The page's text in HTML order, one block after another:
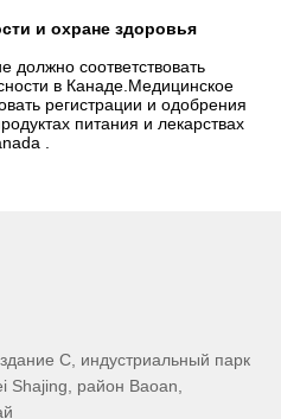
и охране здоровья
должно соответствовать
в Канаде.Медицинское
регистрации и одобрения
питания и лекарствах
.
С, индустриальный парк
Shajing, район Baoan,